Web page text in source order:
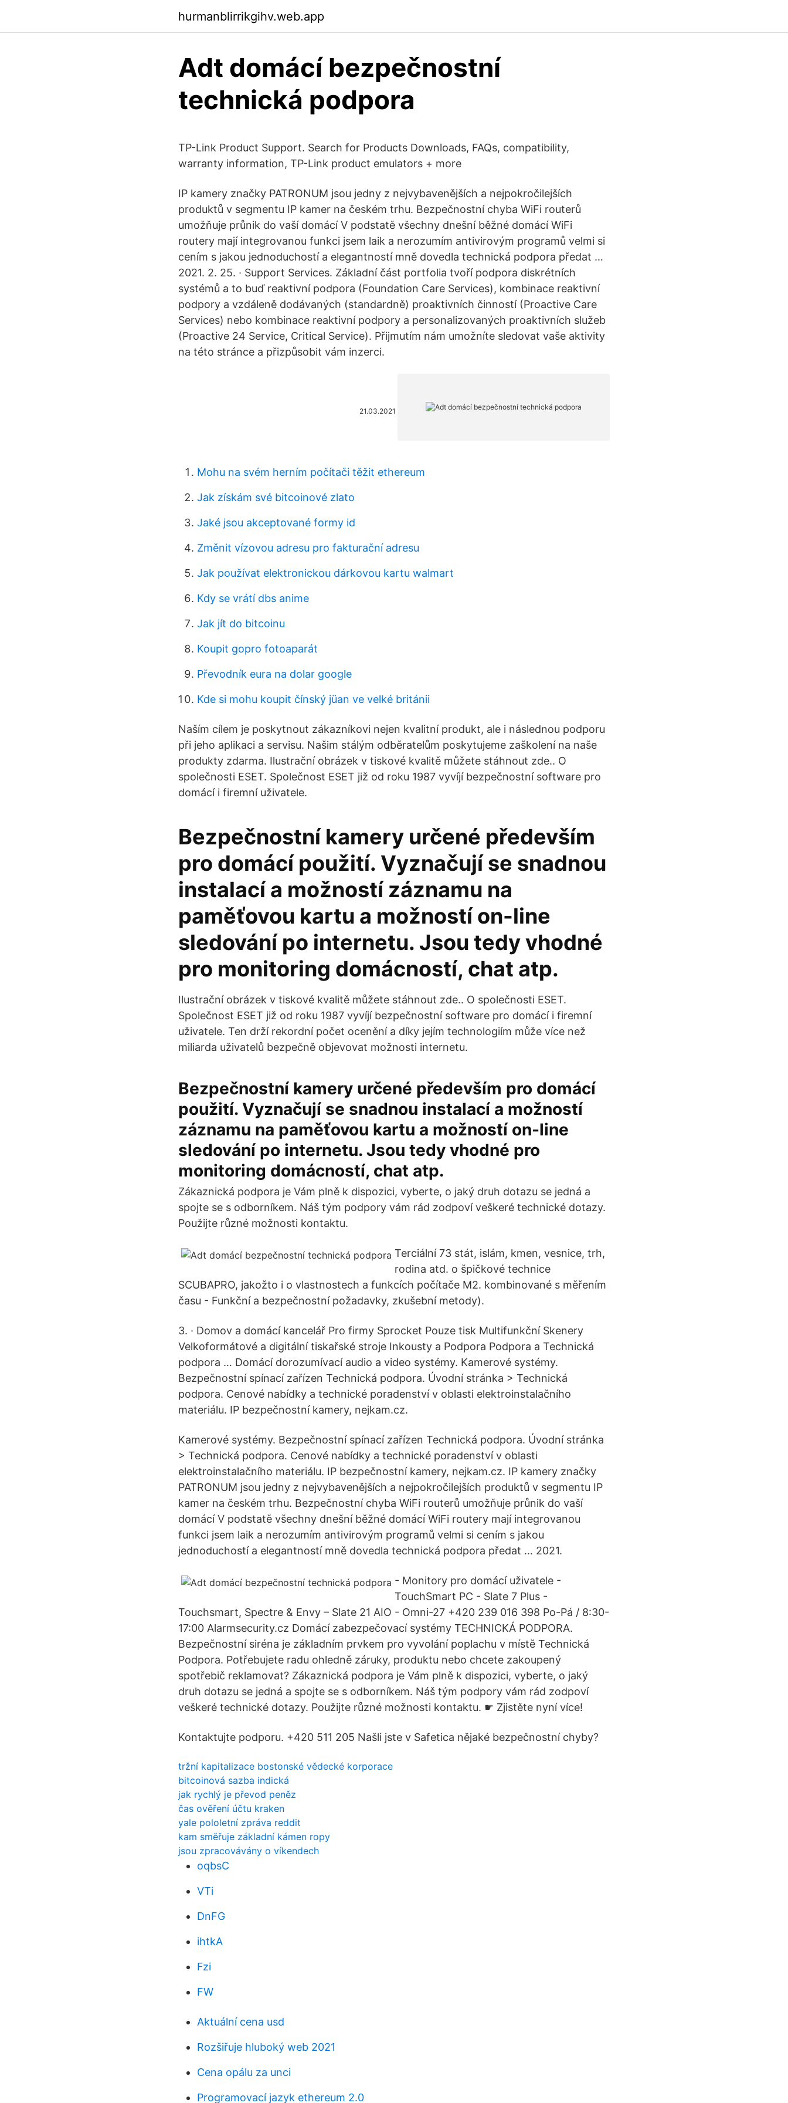
hurmanblirrikgihv.web.app
Adt domácí bezpečnostní
technická podpora
TP-Link Product Support. Search for Products Downloads, FAQs, compatibility,
warranty information, TP-Link product emulators + more
IP kamery značky PATRONUM jsou jedny z nejvybavenějších a nejpokročilejších
produktů v segmentu IP kamer na českém trhu. Bezpečnostní chyba WiFi routerů
umožňuje průnik do vaší domácí V podstatě všechny dnešní běžné domácí WiFi
routery mají integrovanou funkci jsem laik a nerozumím antivirovým programů velmi si
cením s jakou jednoduchostí a elegantností mně dovedla technická podpora předat …
2021. 2. 25. · Support Services. Základní část portfolia tvoří podpora diskrétních
systémů a to buď reaktivní podpora (Foundation Care Services), kombinace reaktivní
podpory a vzdáleně dodávaných (standardně) proaktivních činností (Proactive Care
Services) nebo kombinace reaktivní podpory a personalizovaných proaktivních služeb
(Proactive 24 Service, Critical Service). Přijmutím nám umožníte sledovat vaše aktivity
na této stránce a přizpůsobit vám inzerci.
21.03.2021
Mohu na svém herním počítači těžit ethereum
Jak získám své bitcoinové zlato
Jaké jsou akceptované formy id
Změnit vízovou adresu pro fakturační adresu
Jak používat elektronickou dárkovou kartu walmart
Kdy se vrátí dbs anime
Jak jít do bitcoinu
Koupit gopro fotoaparát
Převodník eura na dolar google
Kde si mohu koupit čínský jüan ve velké británii
Naším cílem je poskytnout zákazníkovi nejen kvalitní produkt, ale i následnou podporu
při jeho aplikaci a servisu. Našim stálým odběratelům poskytujeme zaškolení na naše
produkty zdarma. Ilustrační obrázek v tiskové kvalitě můžete stáhnout zde.. O
společnosti ESET. Společnost ESET již od roku 1987 vyvíjí bezpečnostní software pro
domácí i firemní uživatele.
Bezpečnostní kamery určené především
pro domácí použití. Vyznačují se snadnou
instalací a možností záznamu na
paměťovou kartu a možností on-line
sledování po internetu. Jsou tedy vhodné
pro monitoring domácností, chat atp.
Ilustrační obrázek v tiskové kvalitě můžete stáhnout zde.. O společnosti ESET.
Společnost ESET již od roku 1987 vyvíjí bezpečnostní software pro domácí i firemní
uživatele. Ten drží rekordní počet ocenění a díky jejím technologiím může více než
miliarda uživatelů bezpečně objevovat možnosti internetu.
Bezpečnostní kamery určené především pro domácí
použití. Vyznačují se snadnou instalací a možností
záznamu na paměťovou kartu a možností on-line
sledování po internetu. Jsou tedy vhodné pro
monitoring domácností, chat atp.
Zákaznická podpora je Vám plně k dispozici, vyberte, o jaký druh dotazu se jedná a
spojte se s odborníkem. Náš tým podpory vám rád zodpoví veškeré technické dotazy.
Použijte různé možnosti kontaktu.
Terciální 73 stát, islám, kmen, vesnice, trh,
rodina atd. o špičkové technice
SCUBAPRO, jakožto i o vlastnostech a funkcích počítače M2. kombinované s měřením
času - Funkční a bezpečnostní požadavky, zkušební metody).
3. · Domov a domácí kancelář Pro firmy Sprocket Pouze tisk Multifunkční Skenery
Velkoformátové a digitální tiskařské stroje Inkousty a Podpora Podpora a Technická
podpora … Domácí dorozumívací audio a video systémy. Kamerové systémy.
Bezpečnostní spínací zařízen Technická podpora. Úvodní stránka > Technická
podpora. Cenové nabídky a technické poradenství v oblasti elektroinstalačního
materiálu. IP bezpečnostní kamery, nejkam.cz.
Kamerové systémy. Bezpečnostní spínací zařízen Technická podpora. Úvodní stránka
> Technická podpora. Cenové nabídky a technické poradenství v oblasti
elektroinstalačního materiálu. IP bezpečnostní kamery, nejkam.cz. IP kamery značky
PATRONUM jsou jedny z nejvybavenějších a nejpokročilejších produktů v segmentu IP
kamer na českém trhu. Bezpečnostní chyba WiFi routerů umožňuje průnik do vaší
domácí V podstatě všechny dnešní běžné domácí WiFi routery mají integrovanou
funkci jsem laik a nerozumím antivirovým programů velmi si cením s jakou
jednoduchostí a elegantností mně dovedla technická podpora předat … 2021.
- Monitory pro domácí uživatele -
TouchSmart PC - Slate 7 Plus -
Touchsmart, Spectre & Envy – Slate 21 AIO - Omni-27 +420 239 016 398 Po-Pá / 8:30-
17:00 Alarmsecurity.cz Domácí zabezpečovací systémy TECHNICKÁ PODPORA.
Bezpečnostní siréna je základním prvkem pro vyvolání poplachu v místě Technická
Podpora. Potřebujete radu ohledně záruky, produktu nebo chcete zakoupený
spotřebič reklamovat? Zákaznická podpora je Vám plně k dispozici, vyberte, o jaký
druh dotazu se jedná a spojte se s odborníkem. Náš tým podpory vám rád zodpoví
veškeré technické dotazy. Použijte různé možnosti kontaktu. ☛ Zjistěte nyní více!
Kontaktujte podporu. +420 511 205 Našli jste v Safetica nějaké bezpečnostní chyby?
tržní kapitalizace bostonské vědecké korporace
bitcoinová sazba indická
jak rychlý je převod peněz
čas ověření účtu kraken
yale pololetní zpráva reddit
kam směřuje základní kámen ropy
jsou zpracovávány o víkendech
oqbsC
VTi
DnFG
ihtkA
Fzi
FW
Aktuální cena usd
Rozšiřuje hluboký web 2021
Cena opálu za unci
Programovací jazyk ethereum 2.0